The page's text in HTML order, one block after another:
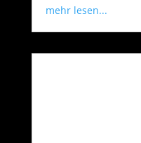
mehr lesen...